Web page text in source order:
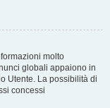
molto
globali appaiono in
Utente. La possibilità di
concessi